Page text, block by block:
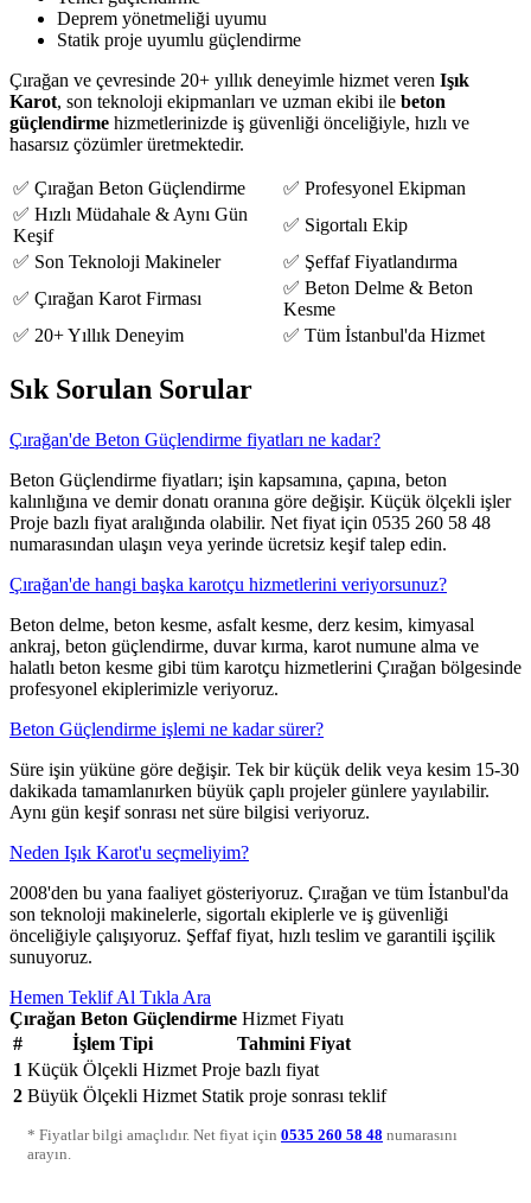
Deprem yönetmeliği uyumu
Statik proje uyumlu güçlendirme
Çırağan ve çevresinde 20+ yıllık deneyimle hizmet veren Işık
Karot, son teknoloji ekipmanları ve uzman ekibi ile beton
güçlendirme hizmetlerinizde iş güvenliği önceliğiyle, hızlı ve
hasarsız çözümler üretmektedir.
✅ Çırağan Beton Güçlendirme
✅ Profesyonel Ekipman
✅ Hızlı Müdahale & Aynı Gün
Keşif
✅ Sigortalı Ekip
✅ Son Teknoloji Makineler
✅ Şeffaf Fiyatlandırma
✅ Çırağan Karot Firması
✅ Beton Delme & Beton
Kesme
✅ 20+ Yıllık Deneyim
✅ Tüm İstanbul'da Hizmet
Sık Sorulan Sorular
Çırağan'de Beton Güçlendirme fiyatları ne kadar?
Beton Güçlendirme fiyatları; işin kapsamına, çapına, beton
kalınlığına ve demir donatı oranına göre değişir. Küçük ölçekli işler
Proje bazlı fiyat aralığında olabilir. Net fiyat için 0535 260 58 48
numarasından ulaşın veya yerinde ücretsiz keşif talep edin.
Çırağan'de hangi başka karotçu hizmetlerini veriyorsunuz?
Beton delme, beton kesme, asfalt kesme, derz kesim, kimyasal
ankraj, beton güçlendirme, duvar kırma, karot numune alma ve
halatlı beton kesme gibi tüm karotçu hizmetlerini Çırağan bölgesinde
profesyonel ekiplerimizle veriyoruz.
Beton Güçlendirme işlemi ne kadar sürer?
Süre işin yüküne göre değişir. Tek bir küçük delik veya kesim 15-30
dakikada tamamlanırken büyük çaplı projeler günlere yayılabilir.
Aynı gün keşif sonrası net süre bilgisi veriyoruz.
Neden Işık Karot'u seçmeliyim?
2008'den bu yana faaliyet gösteriyoruz. Çırağan ve tüm İstanbul'da
son teknoloji makinelerle, sigortalı ekiplerle ve iş güvenliği
önceliğiyle çalışıyoruz. Şeffaf fiyat, hızlı teslim ve garantili işçilik
sunuyoruz.
Hemen Teklif Al Tıkla Ara
Çırağan Beton Güçlendirme Hizmet Fiyatı
#
İşlem Tipi
Tahmini Fiyat
1 Küçük Ölçekli Hizmet Proje bazlı fiyat
2 Büyük Ölçekli Hizmet Statik proje sonrası teklif
* Fiyatlar bilgi amaçlıdır. Net fiyat için 0535 260 58 48 numarasını
arayın.